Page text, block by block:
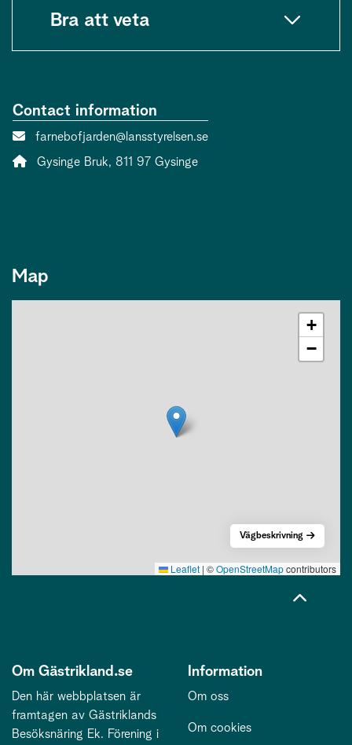
Bra att veta
Contact information
Contact person email:
farnebofjarden@lansstyrelsen.se
Address:
Gysinge Bruk, 811 97 Gysinge
Map
+
−
Leaflet | ©OpenStreetMapcontributors
Vägbeskrivning
Om Gästrikland.se
Den här webbplatsen är
framtagen av Gästriklands
Besöksnäring Ek. Förening i
Information
Om oss
Om cookies